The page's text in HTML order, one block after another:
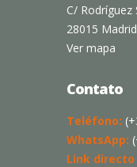
C/ Rodríguez
28015
Ver mapa
Contato
Teléfono:
WhatsApp:
Link